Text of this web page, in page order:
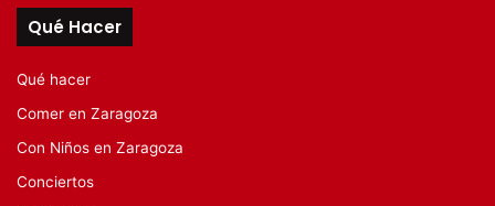
Qué Hacer
Qué hacer
Comer en Zaragoza
Con Niños en Zaragoza
Conciertos